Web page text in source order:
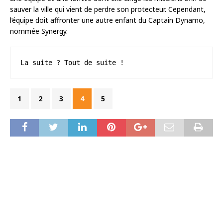
sauver la ville qui vient de perdre son protecteur. Cependant,
l’équipe doit affronter une autre enfant du Captain Dynamo,
nommée Synergy.
La suite ? Tout de suite !
1 2 3 4 5